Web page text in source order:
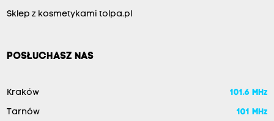
Sklep z kosmetykami tolpa.pl
POSŁUCHASZ NAS
Kraków 101.6 MHz
Tarnów 101 MHz